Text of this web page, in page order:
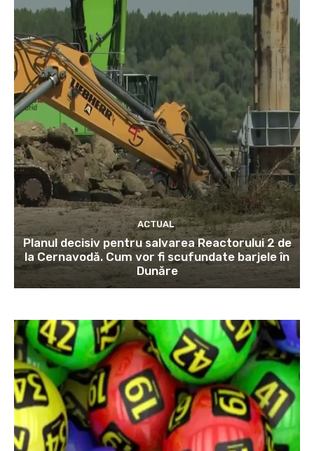
ACTUAL
Planul decisiv pentru salvarea Reactorului 2 de
la Cernavodă. Cum vor fi scufundate barjele în
Dunăre